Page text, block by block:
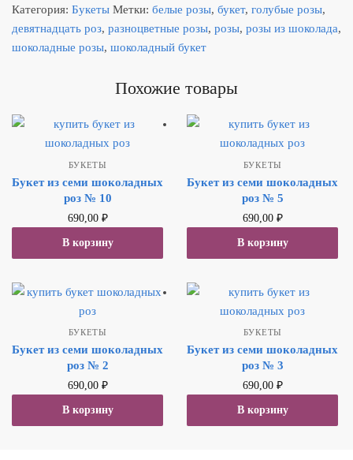
Категория: Букеты Метки: белые розы, букет, голубые розы,
девятнадцать роз, разноцветные розы, розы, розы из шоколада,
шоколадные розы, шоколадный букет
Похожие товары
БУКЕТЫ
Букет из семи шоколадных
роз № 10
690,00 ₽
В корзину
БУКЕТЫ
Букет из семи шоколадных
роз № 5
690,00 ₽
В корзину
БУКЕТЫ
Букет из семи шоколадных
роз № 2
690,00 ₽
В корзину
БУКЕТЫ
Букет из семи шоколадных
роз № 3
690,00 ₽
В корзину